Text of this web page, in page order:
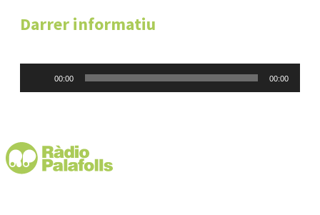
Darrer informatiu
00:00 00:00